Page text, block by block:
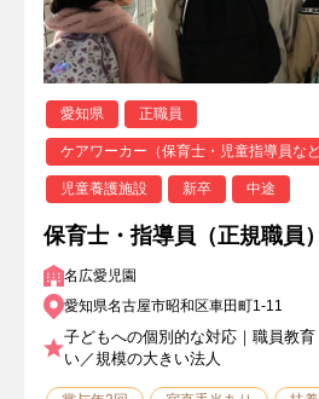
愛知県 正職員
ケアワーカー（保育士・児童指導員など
児童養護施設 新卒 中途
保育士・指導員（正規職員
名広愛児園
愛知県名古屋市昭和区車田町1-11
子どもへの個別的な対応｜職員教
い／規模の大きい法人